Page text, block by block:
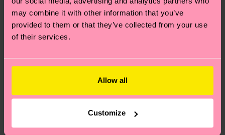
may combine it with other information that you’ve
provided to them or that they’ve collected from your use
of their services.
Allow all
Customize